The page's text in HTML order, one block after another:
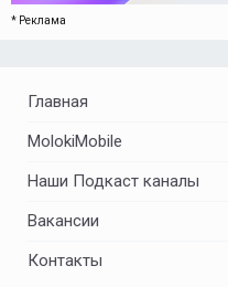
* Реклама
Главная
MolokiMobile
Наши Подкаст каналы
Вакансии
Контакты